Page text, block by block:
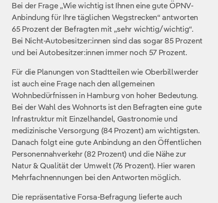
Bei der Frage „Wie wichtig ist Ihnen eine gute ÖPNV-
Anbindung für Ihre täglichen Wegstrecken“ antworten
65 Prozent der Befragten mit „sehr wichtig/wichtig“.
Bei Nicht-Autobesitzer:innen sind das sogar 85 Prozent
und bei Autobesitzer:innen immer noch 57 Prozent.
Für die Planungen von Stadtteilen wie Oberbillwerder
ist auch eine Frage nach den allgemeinen
Wohnbedürfnissen in Hamburg von hoher Bedeutung.
Bei der Wahl des Wohnorts ist den Befragten eine gute
Infrastruktur mit Einzelhandel, Gastronomie und
medizinische Versorgung (84 Prozent) am wichtigsten.
Danach folgt eine gute Anbindung an den Öffentlichen
Personennahverkehr (82 Prozent) und die Nähe zur
Natur & Qualität der Umwelt (76 Prozent). Hier waren
Mehrfachnennungen bei den Antworten möglich.
Die repräsentative Forsa-Befragung lieferte auch